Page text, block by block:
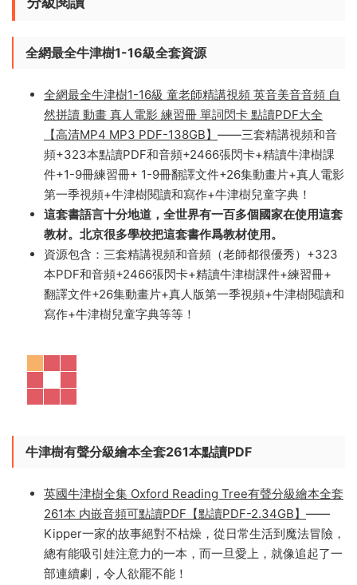
分級閱讀
全網最全牛津樹1-16級全套資源
全網最全牛津樹1-16級 童老師精講視頻 英音美音音頻 自
然拼讀 動畫 真人電影 練習冊 單詞閃卡 點讀PDF大全
【高清MP4 MP3 PDF-138GB】——三套精講視頻和音
頻+323本點讀PDF和音頻+2466張閃卡+精讀牛津樹課
件+1-9冊練習冊+ 1-9冊翻譯文件+26集動畫片+真人電影
第一季視頻+牛津樹閱讀和寫作+牛津樹兒童字典！
這套書語言十分地道，全世界有一百多個國家在使用這套
資源包含：三套精講視頻和音頻（老師都很優秀）+323
本PDF和音頻+2466張閃卡+精讀牛津樹課件+練習冊+
牛津樹有聲分級繪本全套261本點讀PDF